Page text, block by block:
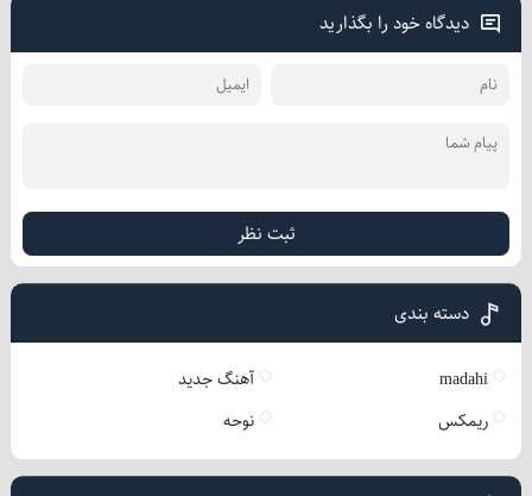
دیدگاه خود را بگذارید
ثبت نظر
دسته بندی
madahi
آهنگ جدید
ریمکس
نوحه